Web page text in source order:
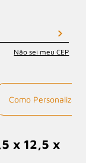
Não sei meu CEP
Como Personalizar
x 12,5 x